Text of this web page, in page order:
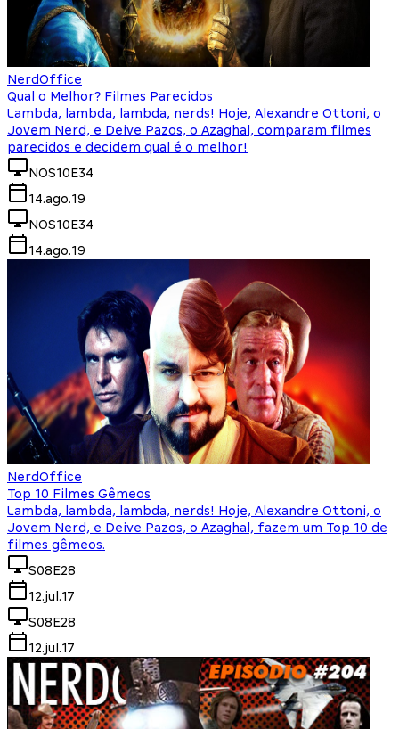
NerdOffice
Qual o Melhor? Filmes Parecidos
Lambda, lambda, lambda, nerds! Hoje, Alexandre Ottoni, o
Jovem Nerd, e Deive Pazos, o Azaghal, comparam filmes
parecidos e decidem qual é o melhor!
NOS10E34
14.ago.19
NOS10E34
14.ago.19
NerdOffice
Top 10 Filmes Gêmeos
Lambda, lambda, lambda, nerds! Hoje, Alexandre Ottoni, o
Jovem Nerd, e Deive Pazos, o Azaghal, fazem um Top 10 de
filmes gêmeos.
S08E28
12.jul.17
S08E28
12.jul.17